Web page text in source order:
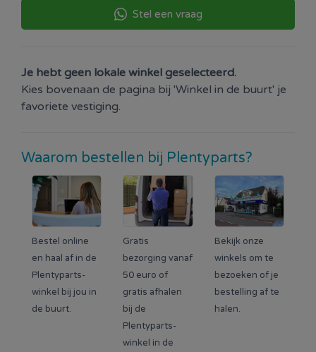
Stel een vraag
Je hebt geen lokale winkel geselecteerd.
Kies bovenaan de pagina bij 'Winkel in de buurt' je
favoriete vestiging.
Waarom bestellen bij Plentyparts?
Bestel online
en haal af in de
Plentyparts-
winkel bij jou in
de buurt.
Gratis
bezorging vanaf
50 euro of
gratis afhalen
bij de
Plentyparts-
winkel in de
Bekijk onze
winkels om te
bezoeken of je
bestelling af te
halen.